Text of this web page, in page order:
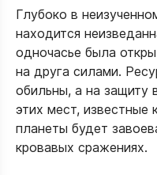
Глубоко в
находится
одночасье была
на друга силами.
обильны, а на защиту
этих мест, известные
планеты будет
кровавых сражениях.